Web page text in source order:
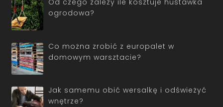
ogrodowa?
Co można zrobić z europalet w
domowym warsztacie?
Jak samemu obić wersalkę i odświeżyć
wnętrze?